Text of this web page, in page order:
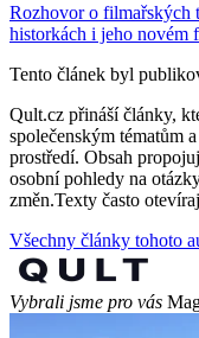
Rozhovor o filmařských
historkách i jeho novém
Tento článek byl
Qult.cz přináší články,
společenským tématům
prostředí. Obsah
osobní pohledy na
změn.Texty často
Všechny články tohoto
Vybrali jsme pro vás